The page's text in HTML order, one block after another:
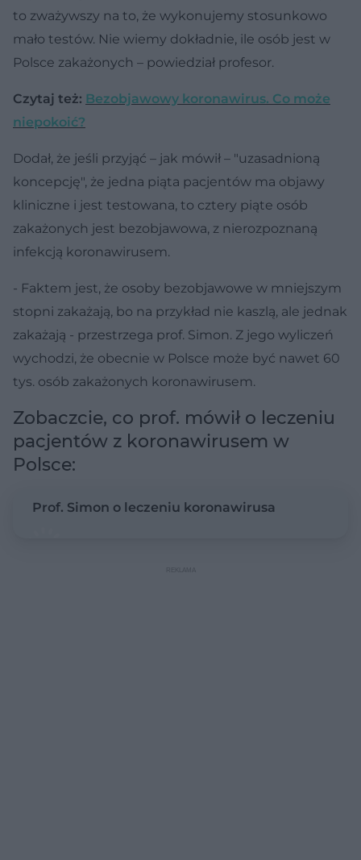
to zważywszy na to, że wykonujemy stosunkowo
mało testów. Nie wiemy dokładnie, ile osób jest w
Polsce zakażonych – powiedział profesor.
Czytaj też: Bezobjawowy koronawirus. Co może
niepokoić?
Dodał, że jeśli przyjąć – jak mówił – "uzasadnioną
koncepcję", że jedna piąta pacjentów ma objawy
kliniczne i jest testowana, to cztery piąte osób
zakażonych jest bezobjawowa, z nierozpoznaną
infekcją koronawirusem.
- Faktem jest, że osoby bezobjawowe w mniejszym
stopni zakażają, bo na przykład nie kaszlą, ale jednak
zakażają - przestrzega prof. Simon. Z jego wyliczeń
wychodzi, że obecnie w Polsce może być nawet 60
tys. osób zakażonych koronawirusem.
Zobaczcie, co prof. mówił o leczeniu
pacjentów z koronawirusem w
Polsce:
Prof. Simon o leczeniu koronawirusa